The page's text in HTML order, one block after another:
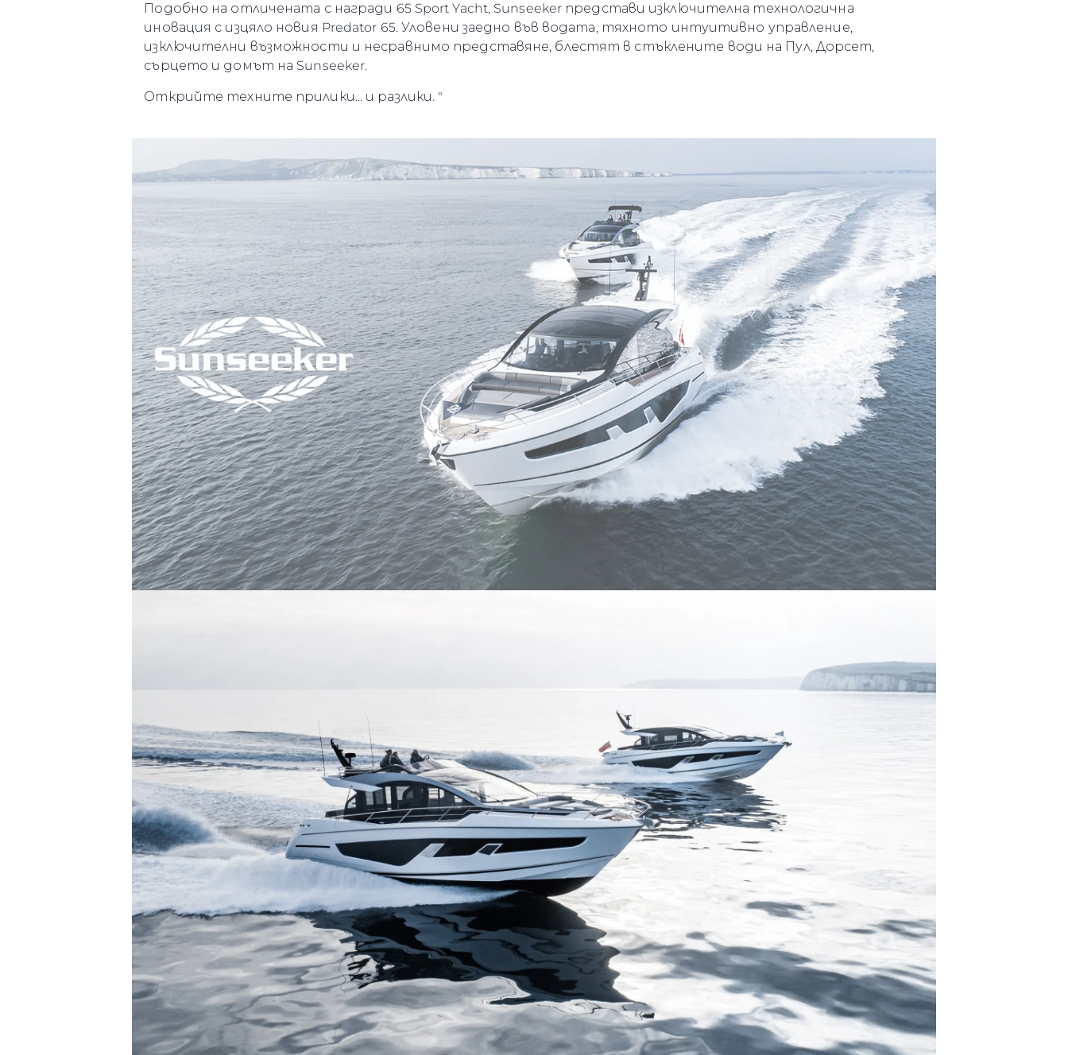
Подобно на отличената с награди 65 Sport Yacht, Sunseeker представи изключителна технологична
иновация с изцяло новия Predator 65. Уловени заедно във водата, тяхното интуитивно управление,
изключителни възможности и несравнимо представяне, блестят в стъклените води на Пул, Дорсет,
сърцето и домът на Sunseeker.
Открийте техните прилики... и разлики. "
Карта На Сайта
Контакти
Предпочитания За
Бисквитки
Правни Pазпоредби
PRIVACY POLICY
MODERN SLAVERY
STATEMENT
TERMS & CONDITIONS
COOKIE POLICY
RECRUITMENT
Компанията
Употребявани Яхти
Чартър
Новини
Събития
Иновация
Компанията
Екипът
Лайфстайл
Наследство
Оценете Вашата Яхта